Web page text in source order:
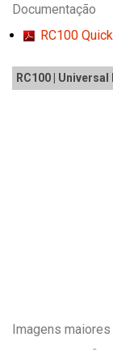
Documentação
RC100
RC100 |
Imagens maiores